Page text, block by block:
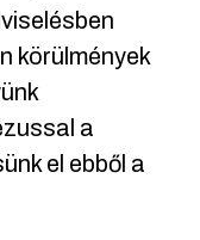
körülmények
a
el ebből a